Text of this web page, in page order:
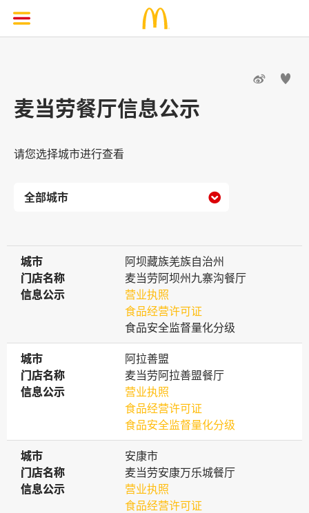
 
麦当劳餐厅信息公示
请您选择城市进行查看

城市
城市
阿坝藏族羌族自治州
门店名称
门店名称
麦当劳阿坝州九寨沟餐厅
信息公示
信息公示
营业执照
食品经营许可证
食品安全监督量化分级
城市
城市
阿拉善盟
门店名称
门店名称
麦当劳阿拉善盟餐厅
信息公示
信息公示
营业执照
食品经营许可证
食品安全监督量化分级
城市
城市
安康市
门店名称
门店名称
麦当劳安康万乐城餐厅
信息公示
信息公示
营业执照
食品经营许可证